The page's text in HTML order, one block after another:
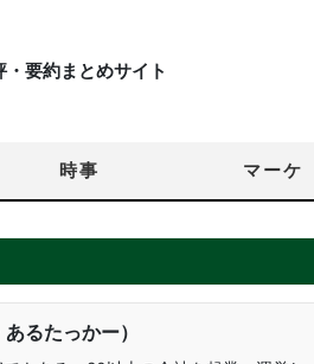
要約まとめサイト
時事 マーケ
るたっかー）